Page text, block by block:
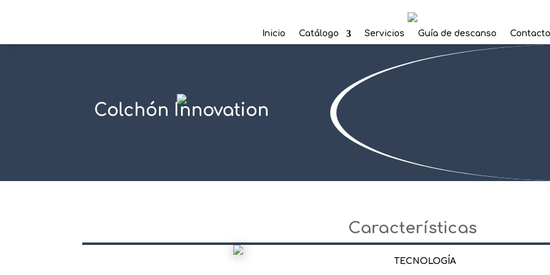
Inicio Catálogo Servicios Guía de descanso Contacto
Colchón Innovation
Características
TECNOLOGÍA